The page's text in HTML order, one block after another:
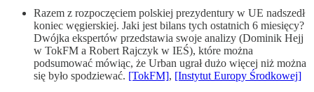
Razem z rozpoczęciem polskiej prezydentury w UE nadszedł
koniec węgierskiej. Jaki jest bilans tych ostatnich 6 miesięcy?
Dwójka ekspertów przedstawia swoje analizy (Dominik Hejj
w TokFM a Robert Rajczyk w IEŚ), które można
podsumować mówiąc, że Urban ugrał dużo więcej niż można
się było spodziewać. [TokFM], [Instytut Europy Środkowej]